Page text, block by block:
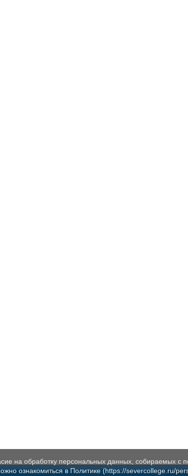
на обработку персональных данных, собираемых
ознакомиться в Политике (https://severcollege.ru/